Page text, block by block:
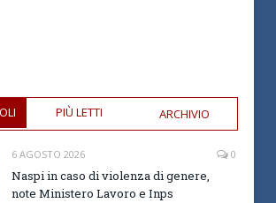
PIÙ LETTI ARCHIVIO
6 AGOSTO 2026 0
Naspi in caso di violenza di genere,
note Ministero Lavoro e Inps